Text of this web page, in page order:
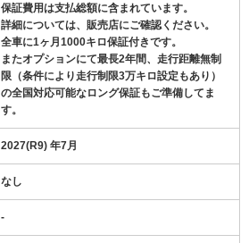
保証費用は支払総額に含まれています。
詳細については、販売店にご確認ください。
全車に1ヶ月1000キロ保証付きです。
またオプションにて最長2年間、走行距離無制
限（条件により走行制限3万キロ設定もあり）
の全国対応可能なロング保証もご準備してま
す。
2027(R9) 年7月
なし
-